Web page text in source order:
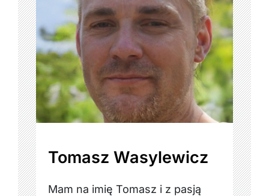
Tomasz Wasylewicz
Mam na imię Tomasz i z pasją